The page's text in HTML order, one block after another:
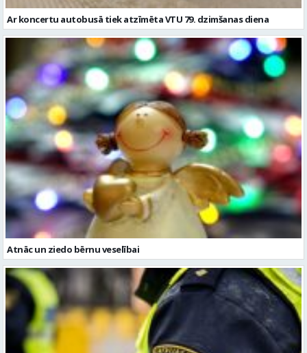
Ar koncertu autobusā tiek atzīmēta VTU 79. dzimšanas diena
Atnāc un ziedo bērnu veselībai